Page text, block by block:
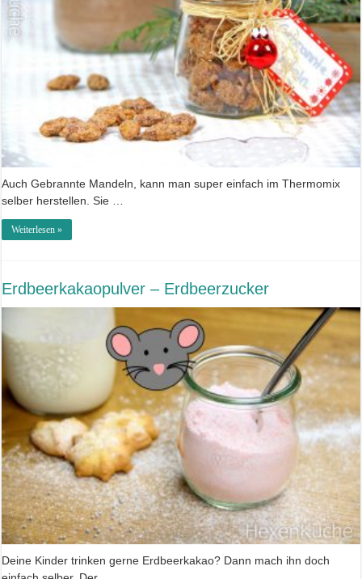
Auch Gebrannte Mandeln, kann man super einfach im Thermomix
selber herstellen. Sie …
Weiterlesen »
Erdbeerkakaopulver – Erdbeerzucker
Deine Kinder trinken gerne Erdbeerkakao? Dann mach ihn doch